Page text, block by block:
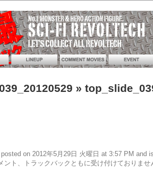
»
posted on 2012年5月29日 火曜日 at 3:57 PM
ント、トラックバックともに受け付けておりませ